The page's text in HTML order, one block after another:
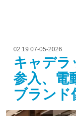
02:19 07-05-2026
キャデラ
参入、電
ブランド